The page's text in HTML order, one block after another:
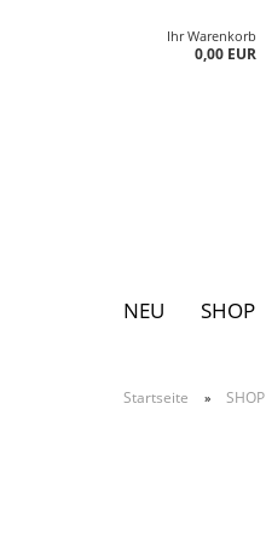
Ihr Warenkorb
0,00 EUR
NEU SHOP
Startseite » SHOP